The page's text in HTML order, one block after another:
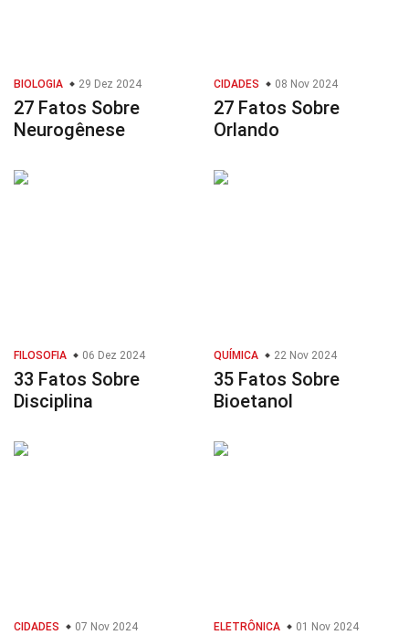
BIOLOGIA 29 Dez 2024
27 Fatos Sobre
Neurogênese
CIDADES 08 Nov 2024
27 Fatos Sobre
Orlando
FILOSOFIA 06 Dez 2024
33 Fatos Sobre
Disciplina
QUÍMICA 22 Nov 2024
35 Fatos Sobre
Bioetanol
CIDADES 07 Nov 2024 ELETRÔNICA 01 Nov 2024